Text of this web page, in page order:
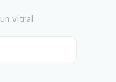
vitral